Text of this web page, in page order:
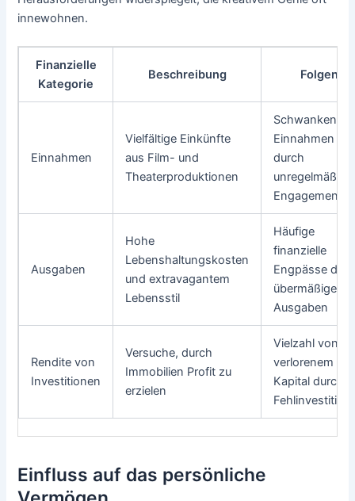
innewohnen.
Finanzielle
Kategorie
Beschreibung Folgen
Einnahmen
Vielfältige Einkünfte
aus Film- und
Theaterproduktionen
Schwankende
Einnahmen
durch
unregelmäßige
Engagements
Ausgaben
Hohe
Lebenshaltungskosten
und extravagantem
Lebensstil
Häufige
finanzielle
Engpässe
übermäßige
Ausgaben
Rendite von
Investitionen
Versuche, durch
Immobilien Profit zu
erzielen
Vielzahl von
verlorenem
Kapital durch
Einfluss auf das persönliche